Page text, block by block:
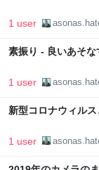
1 user
素振り - 良いあそな
1 user
新型コロナウィル
1 user